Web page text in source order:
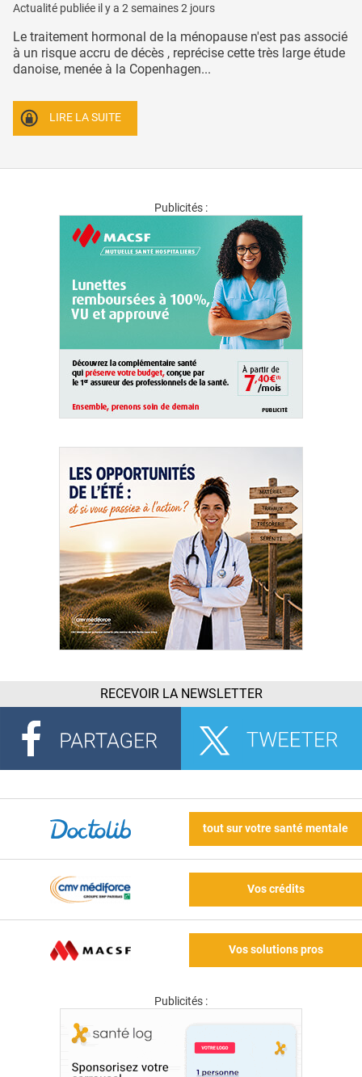
Actualité publiée il y a 2 semaines 2 jours
Le traitement hormonal de la ménopause n'est pas associé
à un risque accru de décès , reprécise cette très large étude
danoise, menée à la Copenhagen...
LIRE LA SUITE
Publicités :
RECEVOIR LA NEWSLETTER
tout sur votre santé mentale
Vos crédits
Vos solutions pros
Publicités :